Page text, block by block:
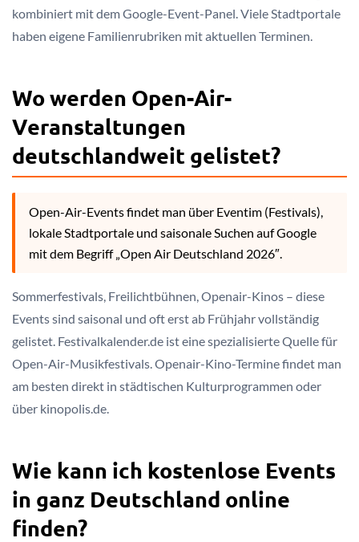
kombiniert mit dem Google-Event-Panel. Viele Stadtportale
haben eigene Familienrubriken mit aktuellen Terminen.
Wo werden Open-Air-
Veranstaltungen
deutschlandweit gelistet?
Open-Air-Events findet man über Eventim (Festivals),
lokale Stadtportale und saisonale Suchen auf Google
mit dem Begriff „Open Air Deutschland 2026″.
Sommerfestivals, Freilichtbühnen, Openair-Kinos – diese
Events sind saisonal und oft erst ab Frühjahr vollständig
gelistet. Festivalkalender.de ist eine spezialisierte Quelle für
Open-Air-Musikfestivals. Openair-Kino-Termine findet man
am besten direkt in städtischen Kulturprogrammen oder
über kinopolis.de.
Wie kann ich kostenlose Events
in ganz Deutschland online
finden?